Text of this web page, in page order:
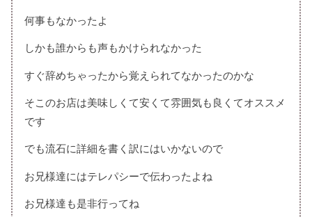
何事もなかったよ
しかも誰からも声もかけられなかった
すぐ辞めちゃったから覚えられてなかったのかな
そこのお店は美味しくて安くて雰囲気も良くてオススメ
です
でも流石に詳細を書く訳にはいかないので
お兄様達にはテレパシーで伝わったよね
お兄様達も是非行ってね